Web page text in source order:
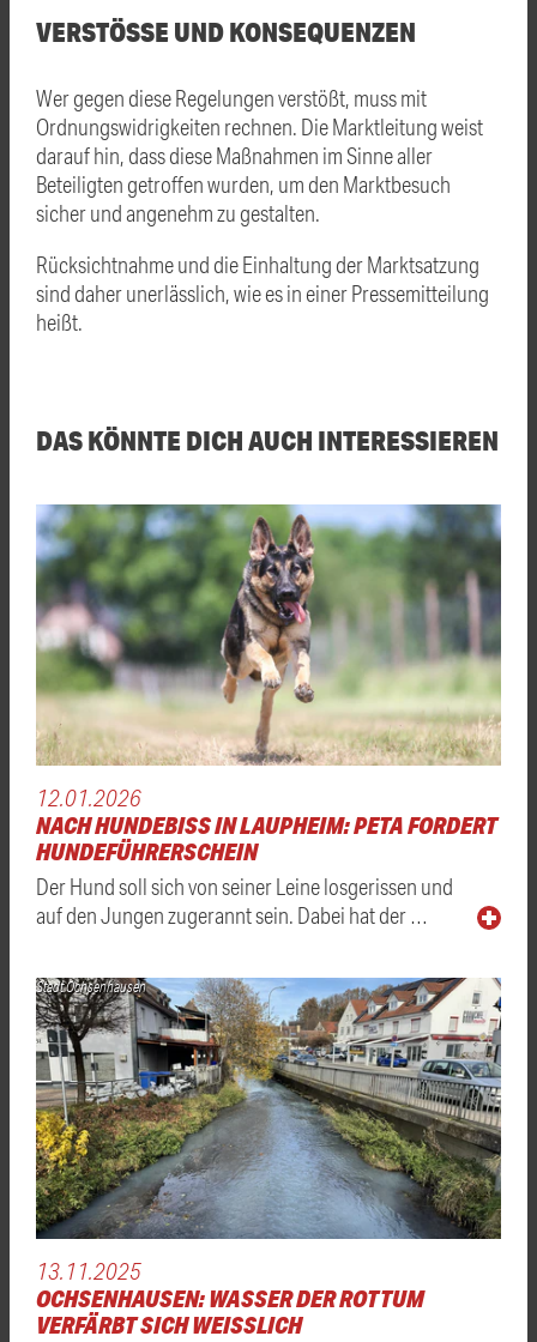
VERSTÖSSE UND KONSEQUENZEN
Wer gegen diese Regelungen verstößt, muss mit
Ordnungswidrigkeiten rechnen. Die Marktleitung weist
darauf hin, dass diese Maßnahmen im Sinne aller
Beteiligten getroffen wurden, um den Marktbesuch
sicher und angenehm zu gestalten.
Rücksichtnahme und die Einhaltung der Marktsatzung
sind daher unerlässlich, wie es in einer Pressemitteilung
heißt.
DAS KÖNNTE DICH AUCH INTERESSIEREN
12.01.2026
NACH HUNDEBISS IN LAUPHEIM: PETA FORDERT
HUNDEFÜHRERSCHEIN
Der Hund soll sich von seiner Leine losgerissen und
auf den Jungen zugerannt sein. Dabei hat der …
Stadt Ochsenhausen
13.11.2025
OCHSENHAUSEN: WASSER DER ROTTUM
VERFÄRBT SICH WEISSLICH